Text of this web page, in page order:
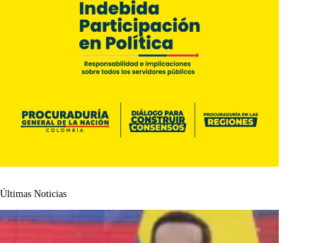
Últimas Noticias